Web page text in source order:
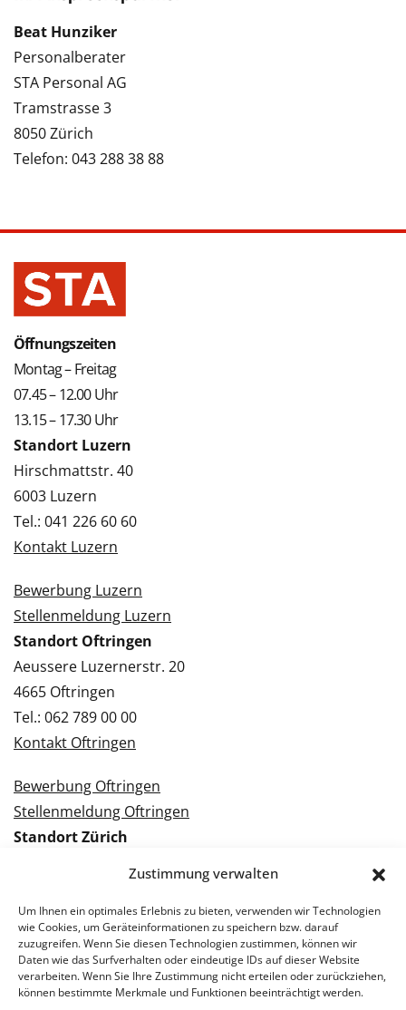
Zustimmung verwalten
Um Ihnen ein optimales Erlebnis zu bieten, verwenden wir Technologien
wie Cookies, um Geräteinformationen zu speichern bzw. darauf
zuzugreifen. Wenn Sie diesen Technologien zustimmen, können wir
Daten wie das Surfverhalten oder eindeutige IDs auf dieser Website
verarbeiten. Wenn Sie Ihre Zustimmung nicht erteilen oder zurückziehen,
können bestimmte Merkmale und Funktionen beeinträchtigt werden.
Beat Hunziker
Personalberater
STA Personal AG
Tramstrasse 3
8050 Zürich
Telefon: 043 288 38 88
Öffnungszeiten
Montag – Freitag
07.45 – 12.00 Uhr
13.15 – 17.30 Uhr
Standort Luzern
Hirschmattstr. 40
6003 Luzern
Tel.: 041 226 60 60
Kontakt Luzern
Bewerbung Luzern
Stellenmeldung Luzern
Standort Oftringen
Aeussere Luzernerstr. 20
4665 Oftringen
Tel.: 062 789 00 00
Kontakt Oftringen
Bewerbung Oftringen
Stellenmeldung Oftringen
Standort Zürich
Tel.: 043 288 38 88
Kontakt Zürich
Bewerbung Zürich